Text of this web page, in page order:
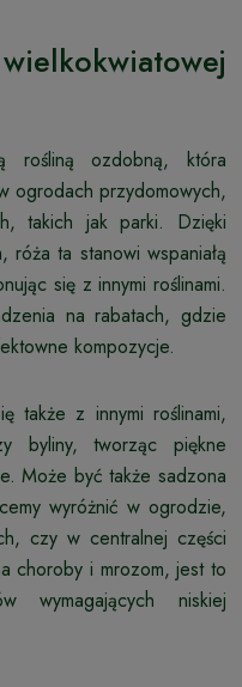
rośliną ozdobną, która
ogrodach przydomowych,
takich jak parki. Dzięki
róża ta stanowi wspaniałą
się z innymi roślinami.
na rabatach, gdzie
kompozycje.
także z innymi roślinami,
byliny, tworząc piękne
Może być także sadzona
wyróżnić w ogrodzie,
czy w centralnej części
choroby i mrozom, jest to
wymagających niskiej